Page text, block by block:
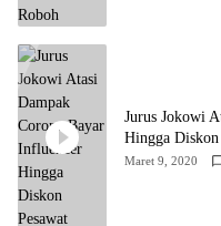
Jurus Jokowi
Hingga Diskon
Maret 9, 2020